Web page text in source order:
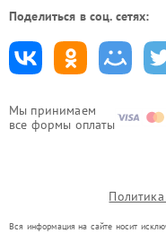
Мы принимаем
все формы оплаты
Поделиться в соц. сетях:
Вся информация на сайте носит